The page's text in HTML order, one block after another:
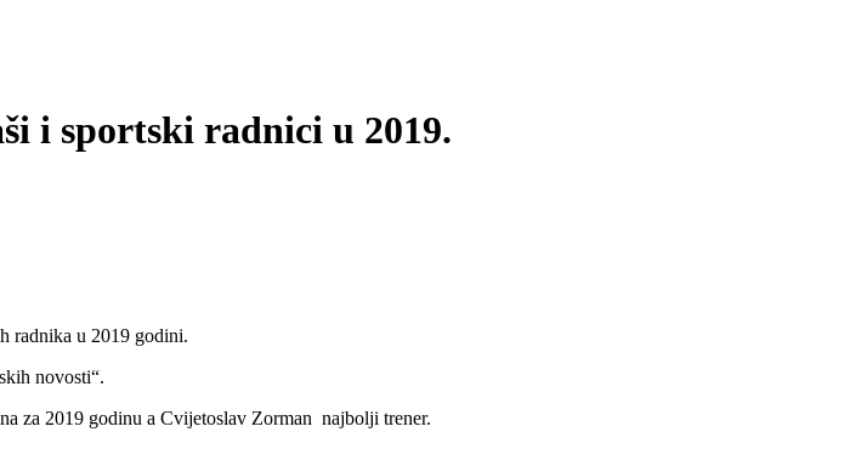
i sportski radnici u 2019.
radnika u 2019 godini.
novosti“.
za 2019 godinu a Cvijetoslav Zorman najbolji trener.